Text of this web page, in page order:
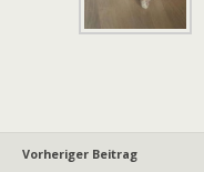
Vorheriger Beitrag